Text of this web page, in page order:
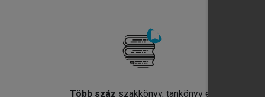
Több száz szakkönyv, tankönyv és